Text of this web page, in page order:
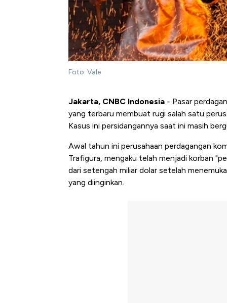
Foto: Vale
Jakarta, CNBC Indonesia - Pasar
yang terbaru membuat rugi salah satu
Kasus ini persidangannya saat ini masih
Awal tahun ini perusahaan perdagangan
Trafigura, mengaku telah menjadi korban
dari setengah miliar dolar setelah
yang diinginkan.